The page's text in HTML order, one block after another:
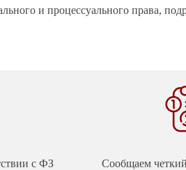
и процессуального права,
с ФЗ
Сообщаем четкий